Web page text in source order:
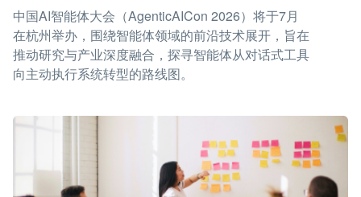
中国AI智能体大会（AgenticAICon 2026）将于7月
在杭州举办，围绕智能体领域的前沿技术展开，旨在
推动研究与产业深度融合，探寻智能体从对话式工具
向主动执行系统转型的路线图。